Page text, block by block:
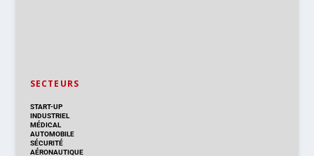
SECTEURS
START-UP
INDUSTRIEL
MÉDICAL
AUTOMOBILE
SÉCURITÉ
AÉRONAUTIQUE